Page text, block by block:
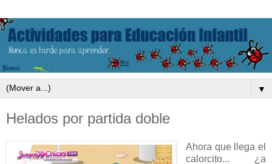
▼
Helados por partida doble
Ahora que llega el
calorcito... ¿a